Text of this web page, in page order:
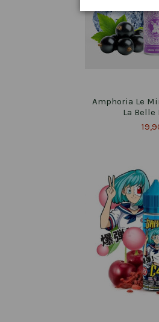
Amphoria Le
La Belle